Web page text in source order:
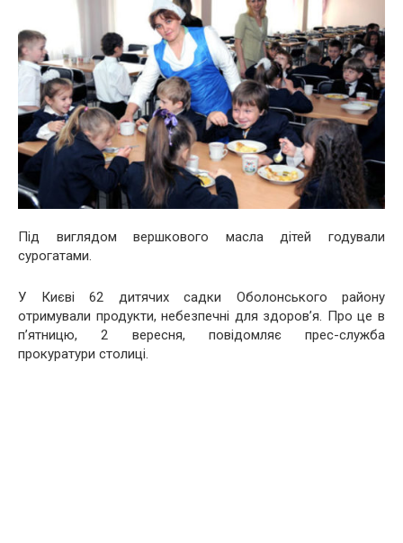
Під виглядом вершкового масла дітей годували
сурогатами.
У Києві 62 дитячих садки Оболонського району
отримували продукти, небезпечні для здоров’я. Про це в
п’ятницю, 2 вересня, повідомляє прес-служба
прокуратури столиці.